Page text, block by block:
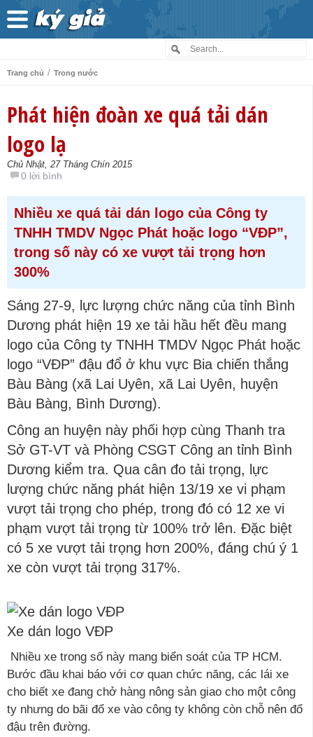
Trang chủ / Trong nước
Phát hiện đoàn xe quá tải dán
logo lạ
Chủ Nhật, 27 Tháng Chín 2015
0 lời bình
Nhiều xe quá tải dán logo của Công ty
TNHH TMDV Ngọc Phát hoặc logo “VĐP”,
trong số này có xe vượt tải trọng hơn
300%
Sáng 27-9, lực lượng chức năng của tỉnh Bình
Dương phát hiện 19 xe tải hầu hết đều mang
logo của Công ty TNHH TMDV Ngọc Phát hoặc
logo “VĐP” đậu đổ ở khu vực Bia chiến thắng
Bàu Bàng (xã Lai Uyên, xã Lai Uyên, huyện
Bàu Bàng, Bình Dương).
Công an huyện này phối hợp cùng Thanh tra
Sở GT-VT và Phòng CSGT Công an tỉnh Bình
Dương kiểm tra. Qua cân đo tải trọng, lực
lượng chức năng phát hiện 13/19 xe vi phạm
vượt tải trọng cho phép, trong đó có 12 xe vi
phạm vượt tải trọng từ 100% trở lên. Đặc biệt
có 5 xe vượt tải trọng hơn 200%, đáng chú ý 1
xe còn vượt tải trọng 317%.
Xe dán logo VĐP
Nhiều xe trong số này mang biển soát của TP HCM.
Bước đầu khai báo với cơ quan chức năng, các lái xe
cho biết xe đang chở hàng nông sản giao cho một công
ty nhưng do bãi đổ xe vào công ty không còn chỗ nên đổ
đậu trên đường.